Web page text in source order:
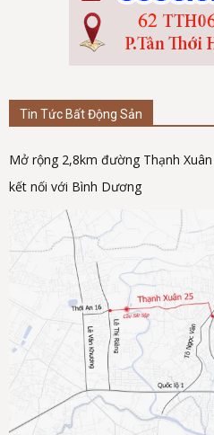
Tin Tức Bất Động Sản
Mở rộng 2,8km đường Thạnh
kết nối với Bình Dương